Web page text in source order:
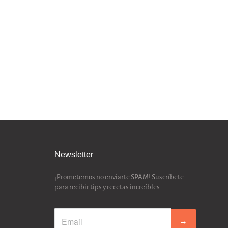
Newsletter
¡Prometemos no enviarte SPAM! Suscríbete
para recibir tips y recetas increíbles.
→